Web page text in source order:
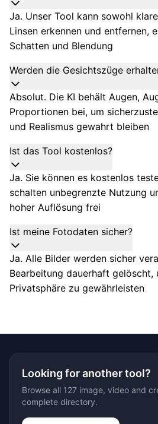
Ja. Unser Tool kann sowohl
Linsen erkennen und entfernen,
Schatten und Blendung
Werden die Gesichtszüge
Absolut. Die KI behält Augen,
Proportionen bei, um
und Realismus gewahrt bleiben
Ist das Tool kostenlos?
Ja. Sie können es kostenlos
schalten unbegrenzte Nutzung
hoher Auflösung frei
Ist meine Fotodaten sicher?
Ja. Alle Bilder werden sicher
Bearbeitung dauerhaft gelöscht,
Privatsphäre zu gewährleisten
Looking for another tool?
Browse all 127 image, video and
complete directory.